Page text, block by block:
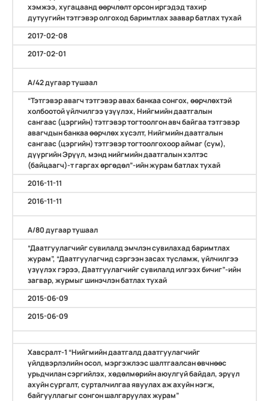
хэмжээ, хугацаанд өөрчлөлт орсон иргэдэд тахир
дутуугийн тэтгэвэр олгоход баримтлах заавар батлах тухай
2017-02-08
2017-02-01
А/42 дугаар тушаал
“Тэтгэвэр авагч тэтгэвэр авах банкаа сонгох, өөрчлөхтэй
холбоотой үйлчилгээ үзүүлэх, Нийгмийн даатгалын
сангаас (цэргийн) тэтгэвэр тогтоолгон авч байгаа тэтгэвэр
авагчдын банкаа өөрчлөх хүсэлт, Нийгмийн даатгалын
сангаас (цэргийн) тэтгэвэр тогтоолгохоор аймаг (сум),
дүүргийн Эрүүл, мэнд нийгмийн даатгалын хэлтэс
(байцаагч)-т гаргах өргөдөл”-ийн журам батлах тухай
2016-11-11
2016-11-11
А/80 дугаар тушаал
“Даатгуулагчийг сувилалд эмчлэн сувилахад баримтлах
журам”, “Даатгуулагчид сэргээн засах тусламж, үйлчилгээ
үзүүлэх гэрээ, Даатгуулагчийг сувилалд илгээх бичиг”-ийн
загвар, журмыг шинэчлэн батлах тухай
2015-06-09
2015-06-09
Хавсралт-1 “Нийгмийн даатгалд даатгуулагчийг
үйлдвэрлэлийн осол, мэргэжлээс шалтгаалсан өвчнөөс
урьдчилан сэргийлэх, хөдөлмөрийн аюулгүй байдал, эрүүл
ахуйн сургалт, сурталчилгаа явуулах аж ахуйн нэгж,
байгууллагыг сонгон шалгаруулах журам”